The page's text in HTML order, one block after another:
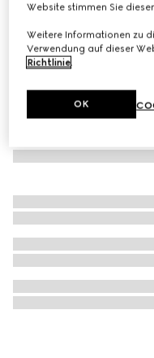
Website stimmen Sie
Weitere Informationen zu
Verwendung auf dieser
Richtlinie.
OK